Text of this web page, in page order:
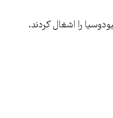
را اشغال کردند.